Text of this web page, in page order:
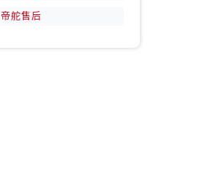
帝舵售后